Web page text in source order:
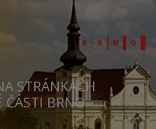
STRÁNKÁCH
ČÁSTI BRNO